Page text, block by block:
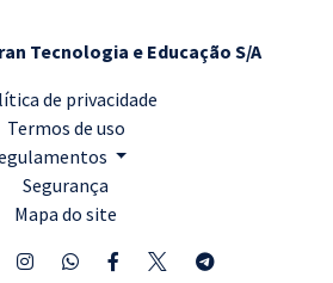
Tecnologia e Educação S/A
de privacidade
Termos de uso
Segurança
Mapa do site